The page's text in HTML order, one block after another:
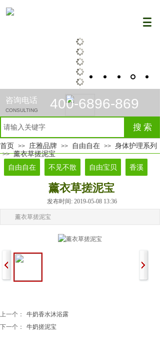
搜 索
400-6896-869
咨询电话
CONSULTING
首页 >> 庄雅品牌 >> 自由自在 >> 身体护理系列
>> 薰衣草搓泥宝
自由自在 不见不散 自由宝贝 香溪
薰衣草搓泥宝
发布时间: 2019-05-08 13:36
薰衣草搓泥宝
上一个：
牛奶香水沐浴露
下一个：
牛奶搓泥宝